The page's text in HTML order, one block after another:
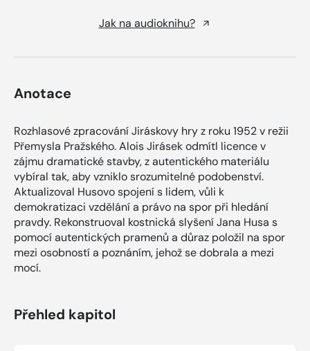
Jak na audioknihu?
Anotace
Rozhlasové zpracování Jiráskovy hry z roku 1952 v režii
Přemysla Pražského. Alois Jirásek odmítl licence v
zájmu dramatické stavby, z autentického materiálu
vybíral tak, aby vzniklo srozumitelné podobenství.
Aktualizoval Husovo spojení s lidem, vůli k
demokratizaci vzdělání a právo na spor při hledání
pravdy. Rekonstruoval kostnická slyšení Jana Husa s
pomocí autentických pramenů a důraz položil na spor
mezi osobností a poznáním, jehož se dobrala a mezi
mocí.
Přehled kapitol